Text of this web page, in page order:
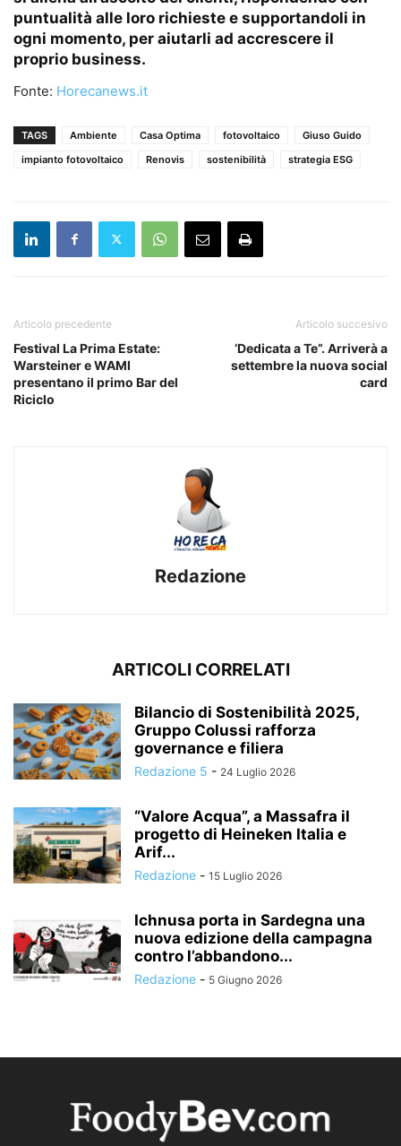
puntualità alle loro richieste e supportandoli in
ogni momento, per aiutarli ad accrescere il
proprio business.
Fonte: Horecanews.it
TAGS Ambiente Casa Optima fotovoltaico
Giuso Guido
impianto fotovoltaico
Renovis sostenibilità strategia ESG
Articolo precedente
Festival La Prima Estate:
Warsteiner e WAMI
presentano il primo Bar del
Riciclo
Articolo succesivo
‘Dedicata a Te”. Arriverà a
settembre la nuova social
card
Redazione
ARTICOLI CORRELATI
Bilancio di Sostenibilità 2025,
Gruppo Colussi rafforza
governance e filiera
Redazione 5 - 24 Luglio 2026
“Valore Acqua”, a Massafra il
progetto di Heineken Italia e
Arif...
Redazione - 15 Luglio 2026
Ichnusa porta in Sardegna una
nuova edizione della campagna
contro l’abbandono...
Redazione - 5 Giugno 2026